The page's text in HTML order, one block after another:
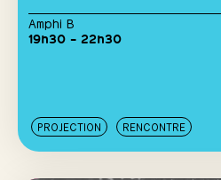
Amphi B
19h30 – 22h30
PROJECTION RENCONTRE